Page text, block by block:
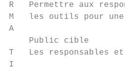
R   Permettre aux
M   les outils pour une
A
    Public cible
T   Les responsables
I